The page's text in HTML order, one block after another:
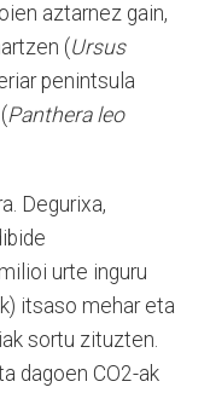
aztarnez gain,
(Ursus
penintsula
Panthera leo
Degurixa,
urte inguru
itsaso mehar eta
sortu zituzten.
dagoen CO2-ak